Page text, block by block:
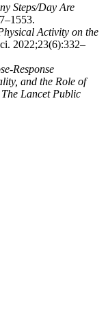
Steps/Day Are
Activity on the
2022;23(6):332–
Response
and the Role of
The Lancet Public